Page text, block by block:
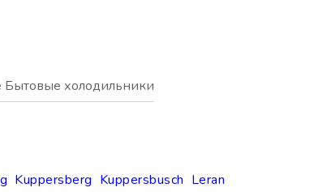
Kuppersberg Kuppersbusch Leran
Бытовые холодильники